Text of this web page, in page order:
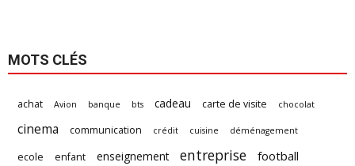
MOTS CLÉS
achat Avion banque bts cadeau carte de visite chocolat
cinema communication crédit cuisine déménagement
ecole enfant enseignement entreprise
football